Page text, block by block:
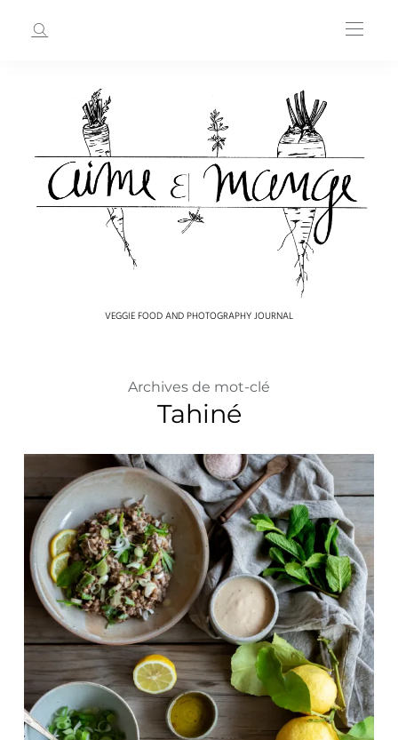
VEGGIE FOOD AND PHOTOGRAPHY JOURNAL
Archives de mot-clé
Tahiné